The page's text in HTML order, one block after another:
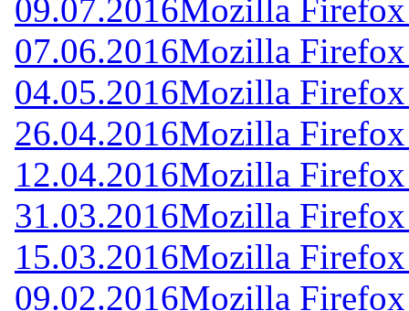
09.07.2016Mozilla
07.06.2016Mozilla
04.05.2016Mozilla
26.04.2016Mozilla
12.04.2016Mozilla
31.03.2016Mozilla
15.03.2016Mozilla
09.02.2016Mozilla